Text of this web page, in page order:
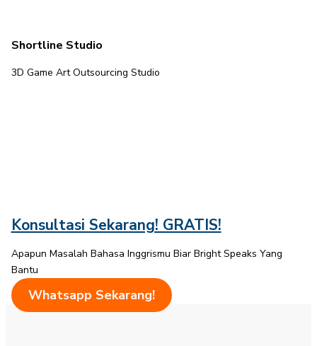
Shortline Studio
3D Game Art Outsourcing Studio
Konsultasi Sekarang! GRATIS!
Apapun Masalah Bahasa Inggrismu Biar Bright Speaks Yang
Bantu​
Whatsapp Sekarang!